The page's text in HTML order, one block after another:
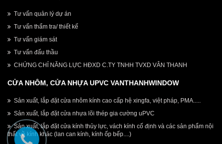
Tư vấn quản lý dự án
Tư vấn thẩm tra/ thiết kế
Tư vấn giám sát
Tư vấn đấu thầu
CHỨNG CHỈ NĂNG LỰC HĐXD C.TY TNHH TVXD VÂN THANH
CỬA NHÔM, CỬA NHỰA UPVC VANTHANHWINDOW
Sản xuất, lắp đặt cửa nhôm kính cao cấp hệ xingfa, việt pháp, PMA.....
Sản xuất, lắp đặt cửa nhựa lõi thép gia cường uPVC
Sản xuất, lắp đặt cửa kính thủy lực, vách kính cố định và các sản phẩm nội
thất về kính khác (lan can kính, kính ốp bếp....)